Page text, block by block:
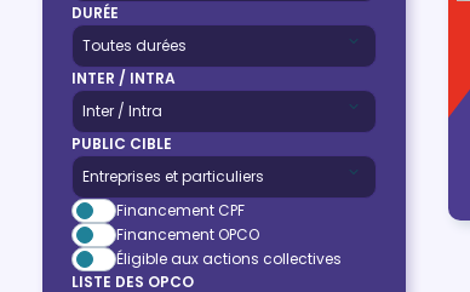
DURÉE
INTER / INTRA
PUBLIC CIBLE
Financement CPF
Financement OPCO
Éligible aux actions collectives
LISTE DES OPCO